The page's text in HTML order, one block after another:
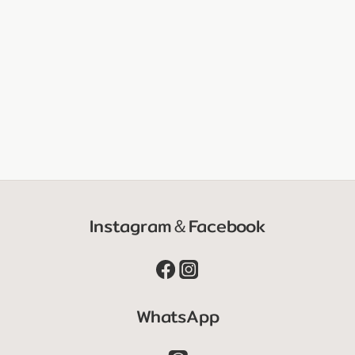
Instagram＆Facebook
WhatsApp